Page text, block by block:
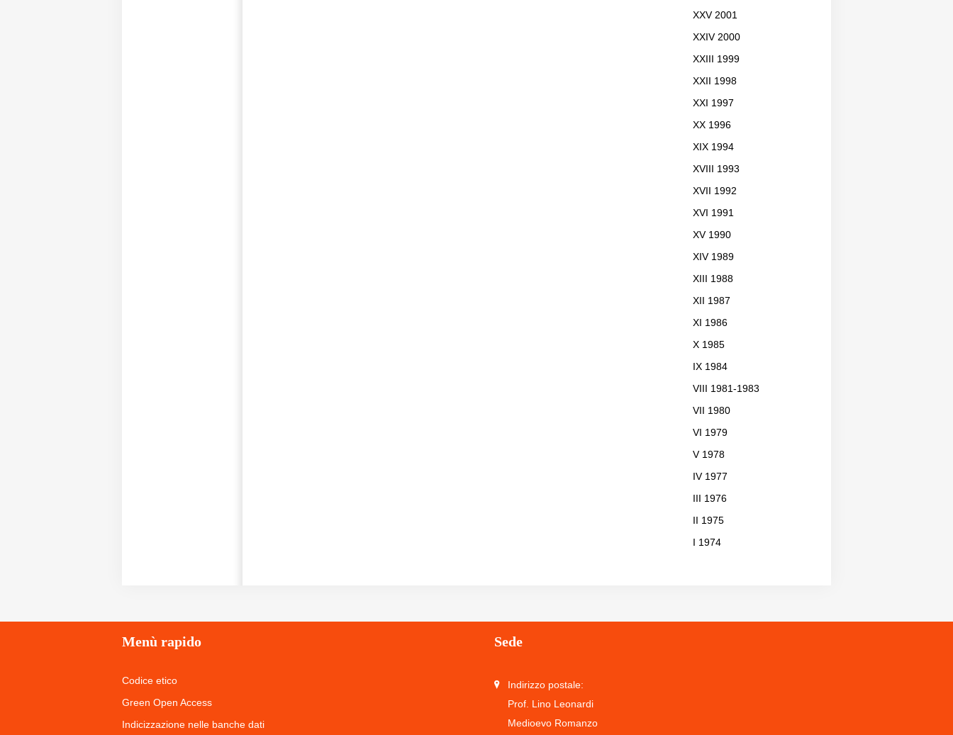
XXV 2001
XXIV 2000
XXIII 1999
XXII 1998
XXI 1997
XX 1996
XIX 1994
XVIII 1993
XVII 1992
XVI 1991
XV 1990
XIV 1989
XIII 1988
XII 1987
XI 1986
X 1985
IX 1984
VIII 1981-1983
VII 1980
VI 1979
V 1978
IV 1977
III 1976
II 1975
I 1974
Menù rapido
Codice etico
Green Open Access
Indicizzazione nelle banche dati
Sede
Indirizzo postale:
Prof. Lino Leonardi
Medioevo Romanzo